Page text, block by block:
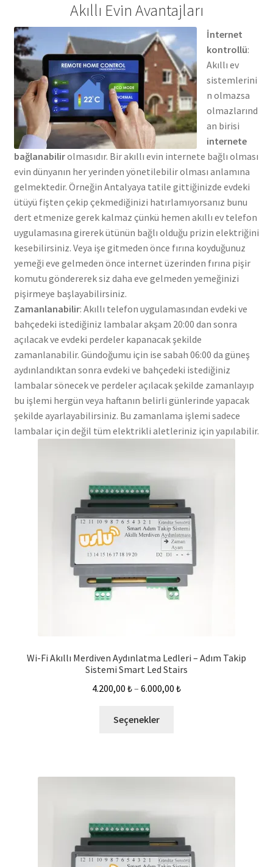
Akıllı Evin Avantajları
İnternet
kontrollü:
Akıllı ev
sistemlerini
n olmazsa
olmazlarınd
an birisi
internete
bağlanabilirolmasıdır. Bir akıllı evin internete bağlı olması
evin dünyanın her yerinden yönetilebilir olması anlamına
gelmektedir. Örneğin Antalyaya tatile gittiğinizde evdeki
ütüyü fişten çekip çekmediğinizi hatırlamıyorsanız bunu
dert etmenize gerek kalmaz çünkü hemen akıllı ev telefon
uygulamasına girerek ütünün bağlı olduğu prizin elektriğini
kesebilirsiniz. Veya işe gitmeden önce fırına koyduğunuz
yemeği eve gelmeden önce internet üzerinden fırına pişir
komutu göndererek siz daha eve gelmeden yemeğinizi
pişirmeye başlayabilirsiniz.
Zamanlanabilir: Akıllı telefon uygulamasından evdeki ve
bahçedeki istediğiniz lambalar akşam 20:00 dan sonra
açılacak ve evdeki perdeler kapanacak şekilde
zamanlanabilir. Gündoğumu için ise sabah 06:00 da güneş
aydınlandıktan sonra evdeki ve bahçedeki istediğiniz
lambalar sönecek ve perdeler açılacak şekilde zamanlayıp
bu işlemi hergün veya haftanın belirli günlerinde yapacak
şekilde ayarlayabilirsiniz. Bu zamanlama işlemi sadece
lambalar için değil tüm elektrikli aletleriniz için yapılabilir.
Wi-Fi Akıllı Merdiven Aydınlatma Ledleri – Adım Takip
Sistemi Smart Led Stairs
4.200,00 ₺– 6.000,00 ₺
Seçenekler